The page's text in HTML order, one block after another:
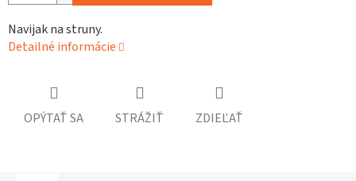
Navijak na struny.
Detailné informácie
OPÝTAŤ SA STRÁŽIŤ ZDIEĽAŤ